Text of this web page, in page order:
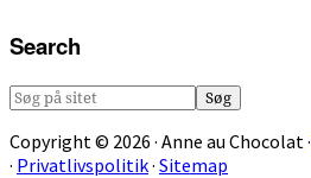
Search
Søg
sitet
Copyright © 2026 · Anne au Chocolat ·
· Privatlivspolitik· Sitemap